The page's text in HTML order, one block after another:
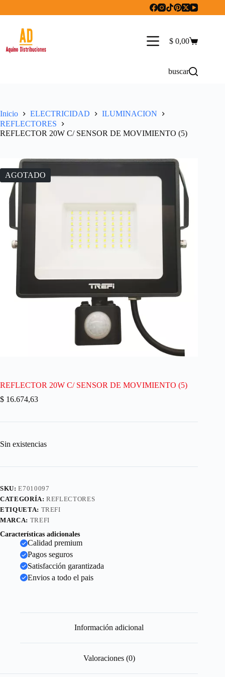
Carro
$ 0,00
buscar
Inicio ELECTRICIDAD
ILUMINACION
REFLECTORES
REFLECTOR 20W C/ SENSOR DE MOVIMIENTO (5)
AGOTADO
REFLECTOR 20W C/ SENSOR DE MOVIMIENTO (5)
$ 16.674,63
Sin existencias
SKU:E7010097
CATEGORÍA:REFLECTORES
ETIQUETA: TREFI
MARCA: TREFI
Características adicionales
Calidad premium
Pagos seguros
Satisfacción garantizada
Envios a todo el pais
Información adicional
Valoraciones (0)